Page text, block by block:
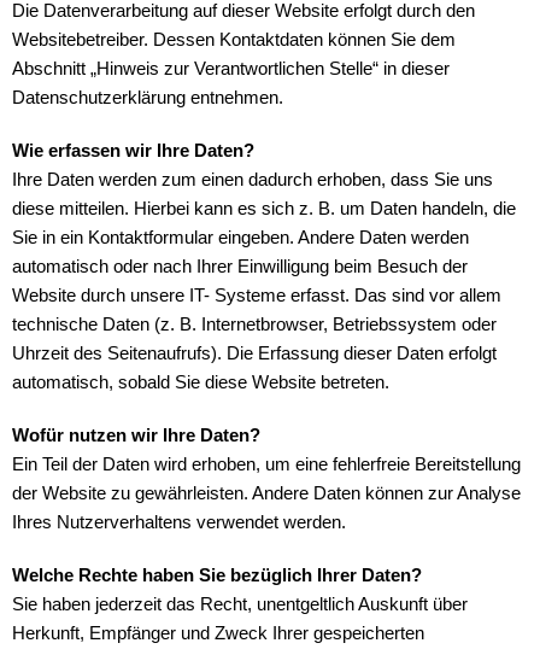
Die Datenverarbeitung auf dieser Website erfolgt durch den
Websitebetreiber. Dessen Kontaktdaten können Sie dem
Abschnitt „Hinweis zur Verantwortlichen Stelle“ in dieser
Datenschutzerklärung entnehmen.
Wie erfassen wir Ihre Daten?
Ihre Daten werden zum einen dadurch erhoben, dass Sie uns
diese mitteilen. Hierbei kann es sich z. B. um Daten handeln, die
Sie in ein Kontaktformular eingeben. Andere Daten werden
automatisch oder nach Ihrer Einwilligung beim Besuch der
Website durch unsere IT- Systeme erfasst. Das sind vor allem
technische Daten (z. B. Internetbrowser, Betriebssystem oder
Uhrzeit des Seitenaufrufs). Die Erfassung dieser Daten erfolgt
automatisch, sobald Sie diese Website betreten.
Wofür nutzen wir Ihre Daten?
Ein Teil der Daten wird erhoben, um eine fehlerfreie Bereitstellung
der Website zu gewährleisten. Andere Daten können zur Analyse
Ihres Nutzerverhaltens verwendet werden.
Welche Rechte haben Sie bezüglich Ihrer Daten?
Sie haben jederzeit das Recht, unentgeltlich Auskunft über
Herkunft, Empfänger und Zweck Ihrer gespeicherten